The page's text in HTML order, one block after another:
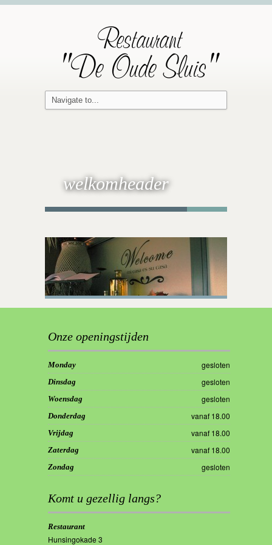
Restaurant
"De Oude Sluis"
welkomheader
Onze openingstijden
Monday gesloten
Dinsdag gesloten
Woensdag gesloten
Donderdag vanaf 18.00
Vrijdag vanaf 18.00
Zaterdag vanaf 18.00
Zondag gesloten
Komt u gezellig langs?
Restaurant
Hunsingokade 3